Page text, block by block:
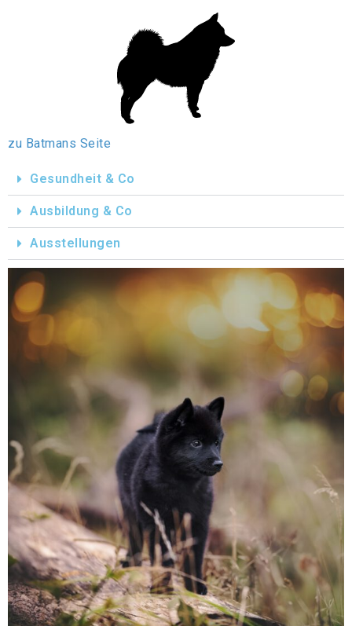
zu Batmans Seite
Gesundheit & Co
Ausbildung & Co
Ausstellungen